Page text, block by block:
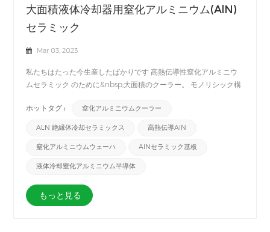
大面積液体冷却器用窒化アルミニウム(AlN)
セラミック
Mar 03, 2023
私たちはたった今生産したばかりです 高熱伝導性窒化アルミニウ
ムセラミック のために&nbsp;大面積のクーラー。 モノリシック構
用途に最適です。の利点 AlNセラミック 大面積液体クーラーの特
徴は、モノリシック ヒートシンクの設計がセラミックから冷却水
のシール リングが挿入されていることです。したがって、大面積
が必要な用途に最適です。
ホットタグ : 窒化アルミニウムクーラー
ALN 絶縁体冷却セラミックス 高熱伝導AlN
窒化アルミニウムウェーハ AlNセラミック基板
液体冷却窒化アルミニウム半導体
もっと見る